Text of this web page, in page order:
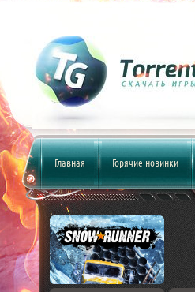
Главная Горячие новинки